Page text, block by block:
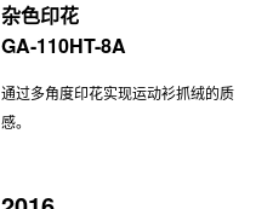
杂色印花
GA-110HT-8A
通过多角度印花实现运动衫抓绒的质
感。